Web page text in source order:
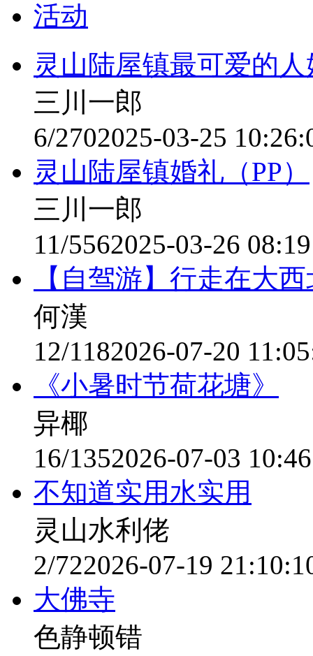
活动
灵山陆屋镇最可爱的人
三川一郎
6/2702025-03-25
灵山陆屋镇婚礼（PP）
三川一郎
11/5562025-03-26
【自驾游】行走在大
何漢
12/1182026-07-20
《小暑时节荷花塘》
异椰
16/1352026-07-03
不知道实用水实用
灵山水利佬
2/722026-07-19
大佛寺
色静顿错